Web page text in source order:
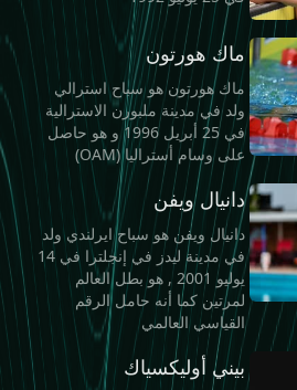
ماك هورتون
ماك هورتون هو سباح استرالي
ولد في مدينة ملبورن الاسترالية
في 25 أبريل 1996 و هو حاصل
على وسام أستراليا (OAM)
دانيال ويفن
دانيال ويفن هو سباح ايرلندي ولد
في مدينة ليدز في إنجلترا في 14
يوليو 2001 , هو بطل العالم
لمرتين كما أنه حامل الرقم
القياسي العالمي
بيني أوليكسياك